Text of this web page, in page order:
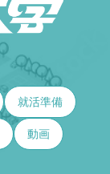
就活準備
動画